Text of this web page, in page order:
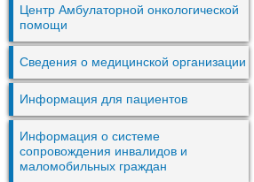
ы
Центр Амбулаторной онкологической
помощи
Сведения о медицинской организации
Информация для пациентов
Информация о системе
сопровождения инвалидов и
маломобильных граждан